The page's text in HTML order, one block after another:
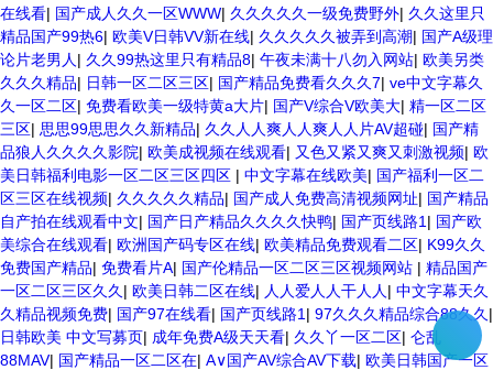
在线看| 国产成人久久一区WWW| 久久久久久一级免费野外| 久久这里只
精品国产99热6| 欧美V日韩VV新在线| 久久久久久被弄到高潮| 国产A级理
论片老男人 | 久久99热这里只有精品8| 午夜未满十八勿入网站| 欧美另类
久久久精品| 日韩一区二区三区| 国产精品免费看久久久7| ve中文字幕久
久一区二区| 免费看欧美一级特黄a大片| 国产V综合V欧美大| 精一区二区
三区| 思思99思思久久新精品| 久久人人爽人人爽人人片AV超碰| 国产精
品狼人久久久久影院| 欧美成视频在线观看| 又色又紧又爽又刺激视频| 欧
美日韩福利电影一区二区三区四区 | 中文字幕在线欧美| 国产福利一区二
区三区在线视频| 久久久久久精品| 国产成人免费高清视频网址| 国产精品
自产拍在线观看中文| 国产日产精品久久久久快鸭| 国产页线路1 | 国产欧
美综合在线观看| 欧洲国产码专区在线| 欧美精品免费观看二区| K99久久
免费国产精品| 免费看片A| 国产伦精品一区二区三区视频网站 | 精品国产
一区二区三区久久 | 欧美日韩二区在线| 人人爱人人干人人 | 中文字幕天久
久精品视频免费| 国产97在线看| 国产页线路1 | 97久久久精品综合88久久 |
日韩欧美 中文写募页| 成年免费A级天天看| 久久丫一区二区| 仑乱
88MAV| 国产精品一区二区在| A∨国产AV综合AV下载| 欧美日韩国产一区